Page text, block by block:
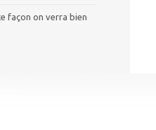
façon on verra bien